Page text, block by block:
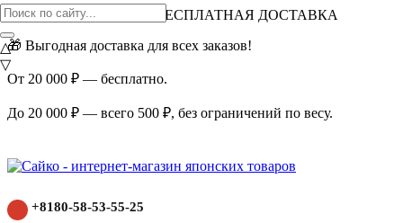
ВНИМАНИЕ АКЦИЯ!
БЕСПЛАТНАЯ ДОСТАВКА
🎁 Выгодная доставка для всех заказов!
От 20 000 ₽ — бесплатно.
До 20 000 ₽ — всего 500 ₽, без ограничений по весу.
+8180-58-53-55-25
△
▽